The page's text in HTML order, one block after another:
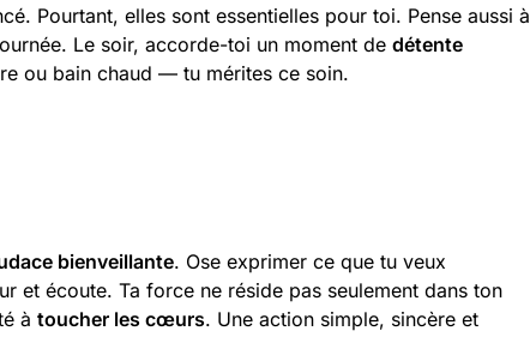
Pourtant, elles sont essentielles pour toi. Pense aussi à
Le soir, accorde-toi un moment de détente
ou bain chaud — tu mérites ce soin.
bienveillante. Ose exprimer ce que tu veux
et écoute. Ta force ne réside pas seulement dans ton
à toucher les cœurs. Une action simple, sincère et